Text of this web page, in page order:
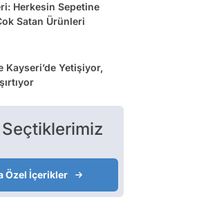
Herkesin Sepetine
Satan Ürünleri
Kayseri’de Yetişiyor,
Özel İçerikler